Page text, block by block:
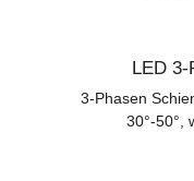
LED
3-Phasen
30°-50°,